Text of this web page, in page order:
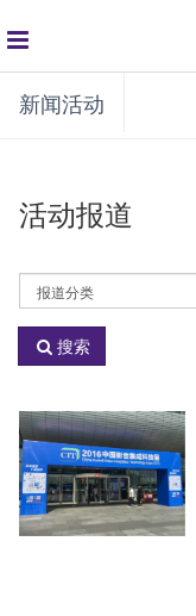
global
navigation
新闻活动
活动报道
活
动
分
搜索